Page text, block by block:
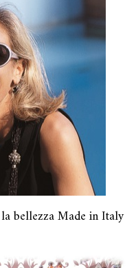
bellezza Made in Italy